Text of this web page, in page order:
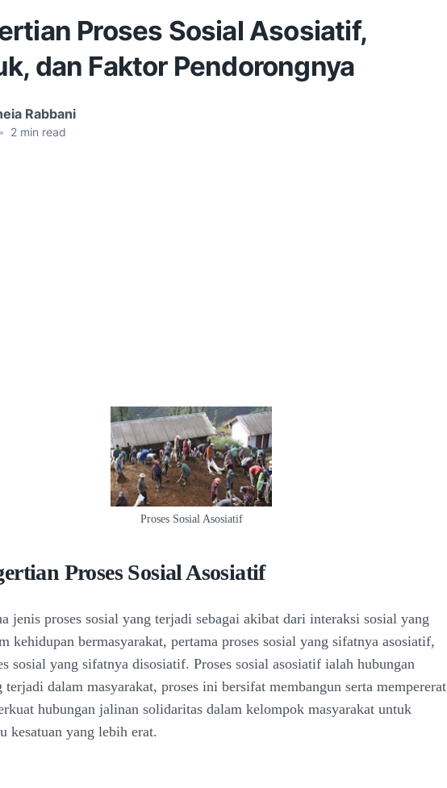
Proses Sosial Asosiatif,
dan Faktor Pendorongnya
Rabbani
• 2 min read
Proses Sosial Asosiatif
Proses Sosial Asosiatif
jenis proses sosial yang terjadi sebagai akibat dari interaksi sosial yang
kehidupan bermasyarakat, pertama proses sosial yang sifatnya asosiatif,
sosial yang sifatnya disosiatif. Proses sosial asosiatif ialah hubungan
dalam masyarakat, proses ini bersifat membangun serta mempererat
hubungan jalinan solidaritas dalam kelompok masyarakat untuk
kesatuan yang lebih erat.